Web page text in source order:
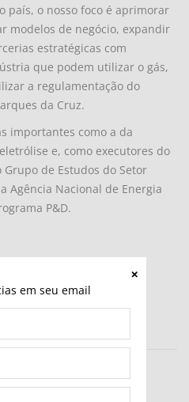
em seu email
país, o nosso foco é aprimorar
modelos de negócio, expandir
estratégicas com
que podem utilizar o gás,
a regulamentação do
da Cruz.
importantes como a da
e, como executores do
Grupo de Estudos do Setor
a Agência Nacional de Energia
P&D.